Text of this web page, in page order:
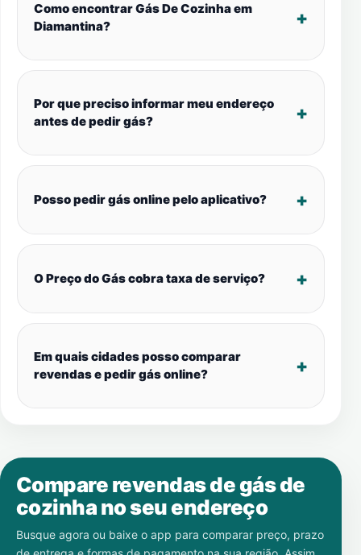
Como encontrar Gás De Cozinha em
Diamantina?
Por que preciso informar meu endereço
antes de pedir gás?
Posso pedir gás online pelo aplicativo?
O Preço do Gás cobra taxa de serviço?
Em quais cidades posso comparar
revendas e pedir gás online?
Compare revendas de gás de
cozinha no seu endereço
Busque agora ou baixe o app para comparar preço, prazo